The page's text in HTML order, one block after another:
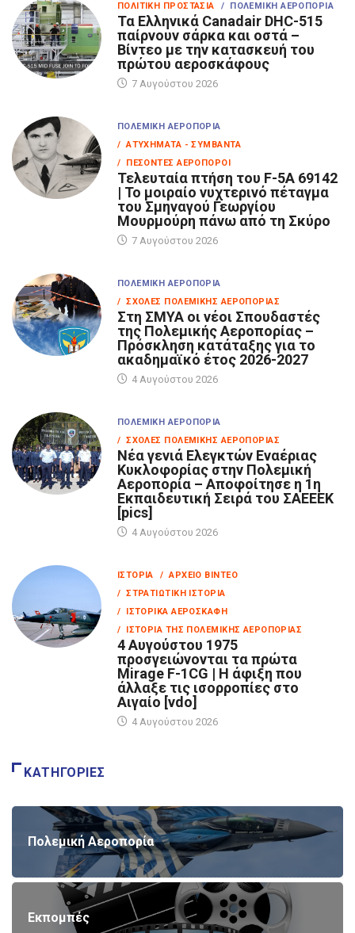
ΠΟΛΙΤΙΚΉ ΠΡΟΣΤΑΣΊΑ / ΠΟΛΕΜΙΚΉ ΑΕΡΟΠΟΡΊΑ
Τα Eλληνικά Canadair DHC-515
παίρνουν σάρκα και οστά –
Βίντεο με την κατασκευή του
πρώτου αεροσκάφους
7 Αυγούστου 2026
ΠΟΛΕΜΙΚΉ ΑΕΡΟΠΟΡΊΑ
/ ΑΤΥΧΉΜΑΤΑ - ΣΥΜΒΆΝΤΑ
/ ΠΕΣΌΝΤΕΣ ΑΕΡΟΠΌΡΟΙ
Τελευταία πτήση του F-5A 69142
| Το μοιραίο νυχτερινό πέταγμα
του Σμηναγού Γεωργίου
Μουρμούρη πάνω από τη Σκύρο
7 Αυγούστου 2026
ΠΟΛΕΜΙΚΉ ΑΕΡΟΠΟΡΊΑ
/ ΣΧΟΛΈΣ ΠΟΛΕΜΙΚΉΣ ΑΕΡΟΠΟΡΊΑΣ
Στη ΣΜΥΑ οι νέοι Σπουδαστές
της Πολεμικής Αεροπορίας –
Πρόσκληση κατάταξης για το
ακαδημαϊκό έτος 2026-2027
4 Αυγούστου 2026
ΠΟΛΕΜΙΚΉ ΑΕΡΟΠΟΡΊΑ
/ ΣΧΟΛΈΣ ΠΟΛΕΜΙΚΉΣ ΑΕΡΟΠΟΡΊΑΣ
Νέα γενιά Ελεγκτών Εναέριας
Κυκλοφορίας στην Πολεμική
Αεροπορία – Αποφοίτησε η 1η
Εκπαιδευτική Σειρά του ΣΑΕΕΕΚ
[pics]
4 Αυγούστου 2026
ΙΣΤΟΡΊΑ
/ ΑΡΧΕΊΟ ΒΊΝΤΕΟ
/ ΣΤΡΑΤΙΩΤΙΚΉ ΙΣΤΟΡΊΑ
/ ΙΣΤΟΡΙΚΆ ΑΕΡΟΣΚΆΦΗ
/ ΙΣΤΟΡΊΑ ΤΗΣ ΠΟΛΕΜΙΚΉΣ ΑΕΡΟΠΟΡΊΑΣ
4 Αυγούστου 1975
προσγειώνονται τα πρώτα
Mirage F-1CG | Η άφιξη που
άλλαξε τις ισορροπίες στο
Αιγαίο [vdo]
4 Αυγούστου 2026
ΚΑΤΗΓΟΡΊΕΣ
Πολεμική Αεροπορία
Εκπομπές